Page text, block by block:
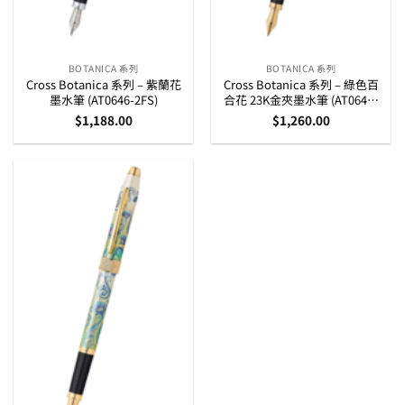
BOTANICA 系列
Cross Botanica 系列 – 紫蘭花
墨水筆 (AT0646-2FS)
$1,188.00
BOTANICA 系列
Cross Botanica 系列 – 綠色百
合花 23K金夾墨水筆 (AT0646-
4FF)
$1,260.00